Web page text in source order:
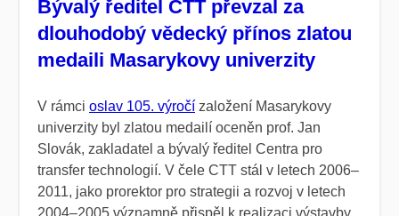
Bývalý ředitel CTT převzal za
dlouhodobý vědecký přínos zlatou
medaili Masarykovy univerzity
V rámci oslav 105. výročí založení Masarykovy
univerzity byl zlatou medailí oceněn prof. Jan
Slovák, zakladatel a bývalý ředitel Centra pro
transfer technologií. V čele CTT stál v letech 2006–
2011, jako prorektor pro strategii a rozvoj v letech
2004–2005 významně přispěl k realizaci výstavby